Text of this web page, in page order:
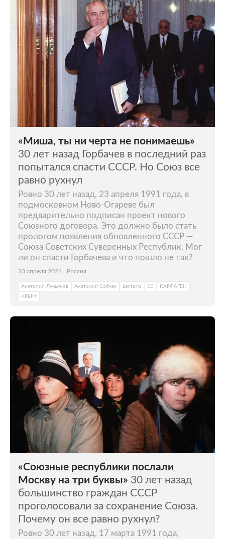
«Миша, ты ни черта не понимаешь»
30 лет назад Горбачев в последний раз
попытался спасти СССР. Но Союз все
равно рухнул
Ровно 30 лет назад, 23 апреля 1991 года, в
подмосковном Ново-Огареве был
предварительно подписан проект нового
Союзного договора. Это должно было стать
прологом появления обновленного СССР —
Союза Советских Суверенных Республик. Мог
ли он спасти Горбачева и что пошло не так?
23 апреля 2021 Россия
Анатолий Лукьянов Анатолий Собчак Lenta.ru ЕС
КАРФАГЕН
КРЫМ
«Союзные республики послали
Москву на три буквы» 30 лет назад
большинство граждан СССР
проголосовали за сохранение Союза.
Почему он все равно рухнул?
Ровно 30 лет назад, 17 марта 1991 года,